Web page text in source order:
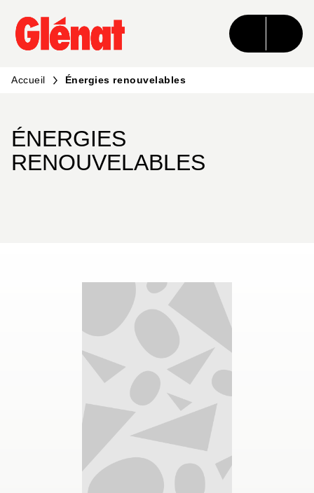
MENU RECHERCHE CONTENU
PIED DE PAGE
Accueil Énergies renouvelables
ÉNERGIES
RENOUVELABLES